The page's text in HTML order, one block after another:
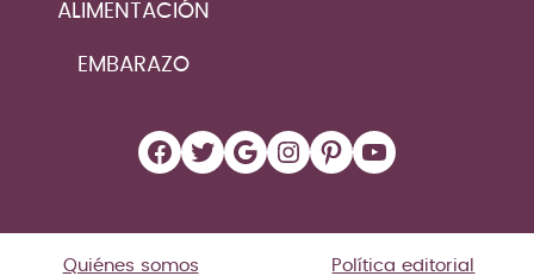
ALIMENTACIÓN
EMBARAZO
Facebook
Twitter
Google
Instagram
Pinterest
YouTube
Quiénes somos Política editorial